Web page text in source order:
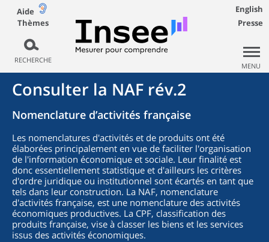
Aide
Thèmes
RECHERCHE
English
Presse
MENU
Consulter la NAF rév.2
Nomenclature d’activités française
Les nomenclatures d'activités et de produits ont été
élaborées principalement en vue de faciliter l'organisation
de l'information économique et sociale. Leur finalité est
donc essentiellement statistique et d'ailleurs les critères
d'ordre juridique ou institutionnel sont écartés en tant que
tels dans leur construction. La NAF, nomenclature
d'activités française, est une nomenclature des activités
économiques productives. La CPF, classification des
produits française, vise à classer les biens et les services
issus des activités économiques.